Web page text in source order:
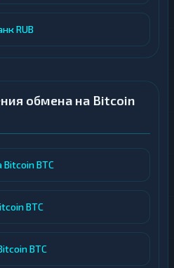
RUB
обмена на Bitcoin
BTC
BTC
BTC